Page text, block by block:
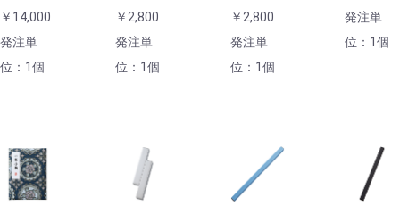
￥14,000
発注単
位：1個
￥2,800
発注単
位：1個
￥2,800
発注単
位：1個
発注単
位：1個